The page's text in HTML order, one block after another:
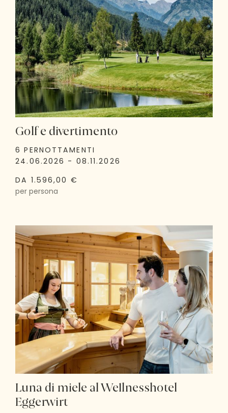
Golf e divertimento
6 PERNOTTAMENTI
24.06.2026 - 08.11.2026
DA 1.596,00 €
per persona
Luna di miele al Wellnesshotel
Eggerwirt